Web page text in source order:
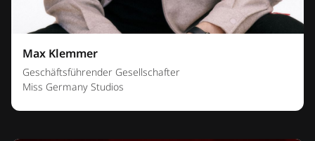
Max Klemmer
Geschäftsführender Gesellschafter
Miss Germany Studios